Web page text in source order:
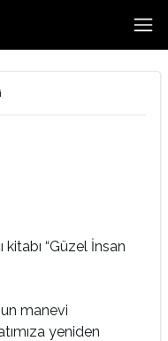
kitabı “Güzel İnsan
manevi
yeniden